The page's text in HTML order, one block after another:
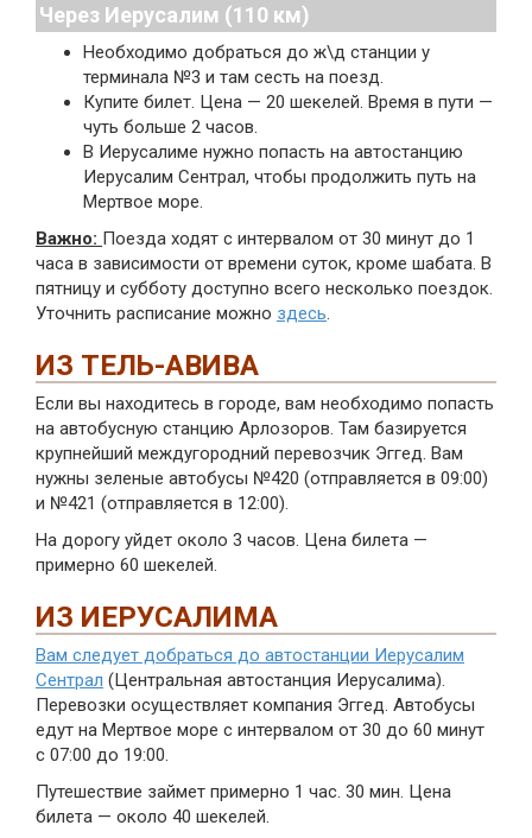
Через Иерусалим (110 км)
Необходимо добраться до ж\д станции у
терминала №3 и там сесть на поезд.
Купите билет. Цена — 20 шекелей. Время в пути —
чуть больше 2 часов.
В Иерусалиме нужно попасть на автостанцию
Иерусалим Сентрал, чтобы продолжить путь на
Мертвое море.
Важно: Поезда ходят с интервалом от 30 минут до 1
часа в зависимости от времени суток, кроме шабата. В
пятницу и субботу доступно всего несколько поездок.
Уточнить расписание можно здесь
ИЗ ТЕЛЬ-АВИВА
Если вы находитесь в городе, вам необходимо попасть
на автобусную станцию Арлозоров. Там базируется
крупнейший междугородний перевозчик Эггед. Вам
нужны зеленые автобусы №420 (отправляется в 09:00)
и №421 (отправляется в 12:00).
На дорогу уйдет около 3 часов. Цена билета —
примерно 60 шекелей.
ИЗ ИЕРУСАЛИМА
Вам следует добраться до автостанции Иерусалим
Сентрал (Центральная автостанция Иерусалима).
Перевозки осуществляет компания Эггед. Автобусы
едут на Мертвое море с интервалом от 30 до 60 минут
с 07:00 до 19:00.
Путешествие займет примерно 1 час. 30 мин. Цена
билета — около 40 шекелей.